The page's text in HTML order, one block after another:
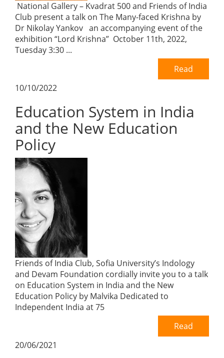
National Gallery – Kvadrat 500 and Friends of India
Club present a talk on The Many-faced Krishna by
Dr Nikolay Yankov an accompanying event of the
exhibition “Lord Krishna” October 11th, 2022,
Tuesday 3:30 ...
Read
10/10/2022
Education System in India
and the New Education
Policy
Friends of India Club, Sofia University’s Indology
and Devam Foundation cordially invite you to a talk
on Education System in India and the New
Education Policy by Malvika Dedicated to
Independent India at 75
Read
20/06/2021